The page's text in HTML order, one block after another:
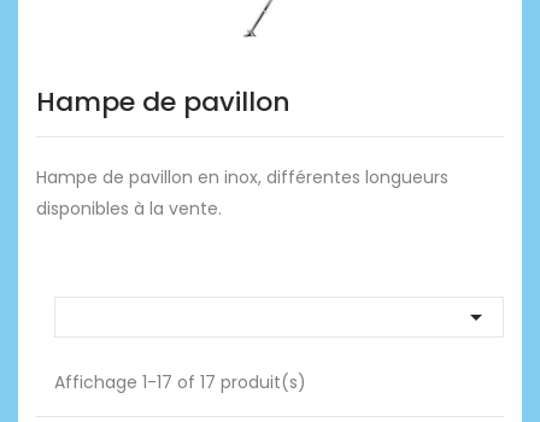
Hampe de pavillon
Hampe de pavillon en inox, différentes longueurs
disponibles à la vente.

Affichage 1-17 of 17 produit(s)